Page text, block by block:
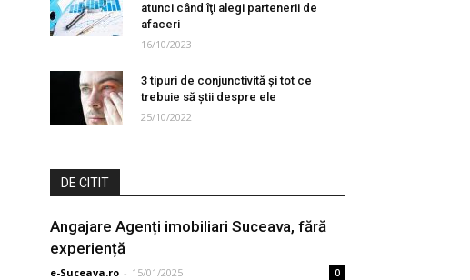
atunci când îţi alegi partenerii de
afaceri
16/10/2023
3 tipuri de conjunctivită și tot ce
trebuie să știi despre ele
25/10/2022
DE CITIT
Angajare Agenți imobiliari Suceava, fără
experiență
e-Suceava.ro - 15/01/2025 0